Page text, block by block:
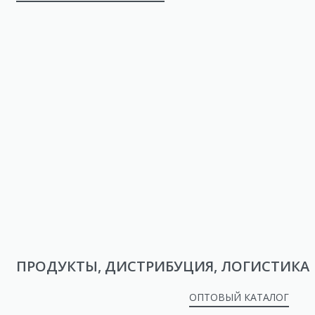
ПРОДУКТЫ, ДИСТРИБУЦИЯ, ЛОГИСТИКА
ОПТОВЫЙ КАТАЛОГ